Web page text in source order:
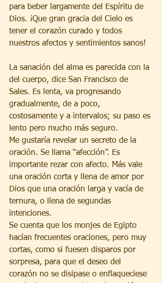
para beber largamente del Espíritu de
Dios. ¡Que gran gracia del Cielo es
tener el corazón curado y todos
nuestros afectos y sentimientos sanos!
La sanación del alma es parecida con la
del cuerpo, dice San Francisco de
Sales. Es lenta, va progresando
gradualmente, de a poco,
costosamente y a intervalos; su paso es
lento pero mucho más seguro.
Me gustaría revelar un secreto de la
oración. Se llama “afección”. Es
importante rezar con afecto. Más vale
una oración corta y llena de amor por
Dios que una oración larga y vacía de
ternura, o llena de segundas
intenciones.
Se cuenta que los monjes de Egipto
hacían frecuentes oraciones, pero muy
cortas, como si fuesen disparos por
sorpresa, para que el deseo del
corazón no se disipase o enflaqueciese